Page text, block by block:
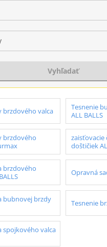
Vyhľadať
brzdového valca
Tesnenie
ALL BALLS
brzdového
zaisťovacie
doštičiek
brzdového
Opravná
bubnovej brzdy
Tesnenie
spojkového valca